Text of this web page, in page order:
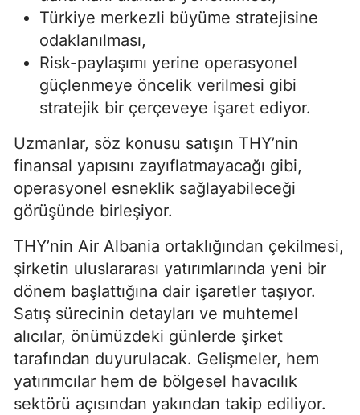
Türkiye merkezli büyüme stratejisine
odaklanılması,
Risk-paylaşımı yerine operasyonel
güçlenmeye öncelik verilmesi gibi
stratejik bir çerçeveye işaret ediyor.
Uzmanlar, söz konusu satışın THY’nin
finansal yapısını zayıflatmayacağı gibi,
operasyonel esneklik sağlayabileceği
görüşünde birleşiyor.
THY’nin Air Albania ortaklığından çekilmesi,
şirketin uluslararası yatırımlarında yeni bir
dönem başlattığına dair işaretler taşıyor.
Satış sürecinin detayları ve muhtemel
alıcılar, önümüzdeki günlerde şirket
tarafından duyurulacak. Gelişmeler, hem
yatırımcılar hem de bölgesel havacılık
sektörü açısından yakından takip ediliyor.